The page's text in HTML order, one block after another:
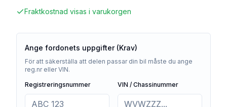
Fraktkostnad visas i varukorgen
Ange fordonets uppgifter (Krav)
För att säkerställa att delen passar din bil måste du ange
reg.nr eller VIN.
Registreringsnummer
VIN / Chassinummer